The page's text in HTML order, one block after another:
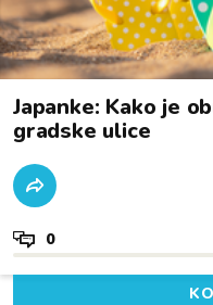
Japanke: Kako je
gradske ulice
0